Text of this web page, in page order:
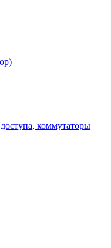
коммутаторы